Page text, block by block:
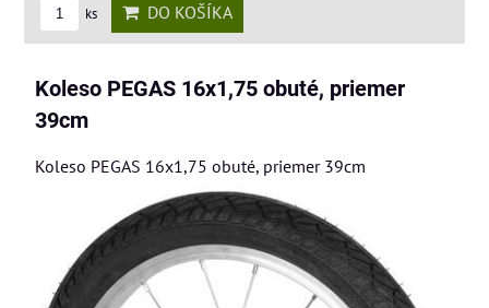
ks DO KOŠÍKA
Koleso PEGAS 16x1,75 obuté, priemer
39cm
Koleso PEGAS 16x1,75 obuté, priemer 39cm